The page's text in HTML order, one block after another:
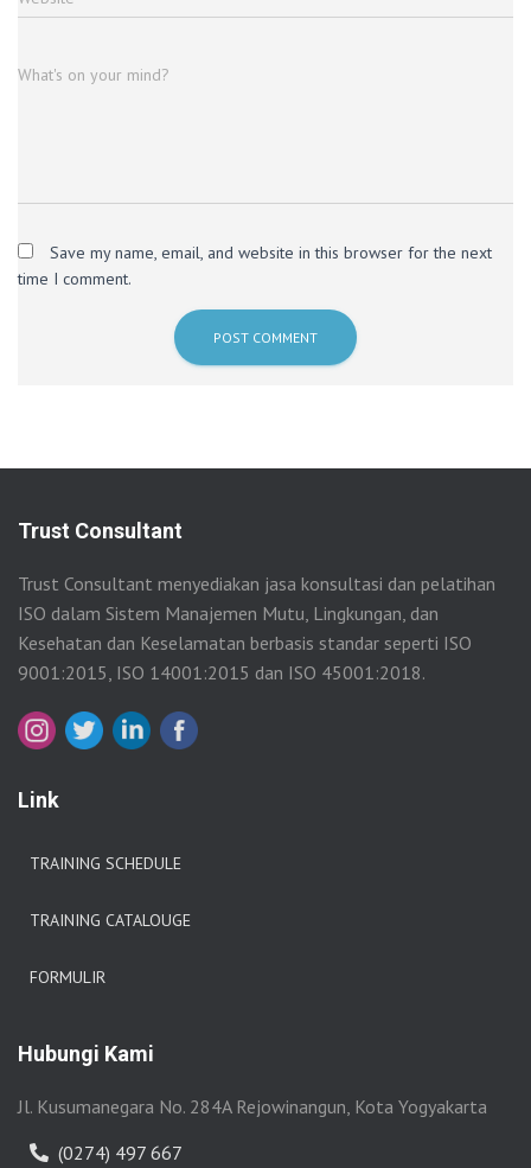
What's on your mind?
Save my name, email, and website in this browser for the next
time I comment.
Trust Consultant
Trust Consultant menyediakan jasa konsultasi dan pelatihan
ISO dalam Sistem Manajemen Mutu, Lingkungan, dan
Kesehatan dan Keselamatan berbasis standar seperti ISO
9001:2015, ISO 14001:2015 dan ISO 45001:2018.
Link
TRAINING SCHEDULE
TRAINING CATALOUGE
FORMULIR
Hubungi Kami
Jl. Kusumanegara No. 284A Rejowinangun, Kota Yogyakarta
(0274) 497 667